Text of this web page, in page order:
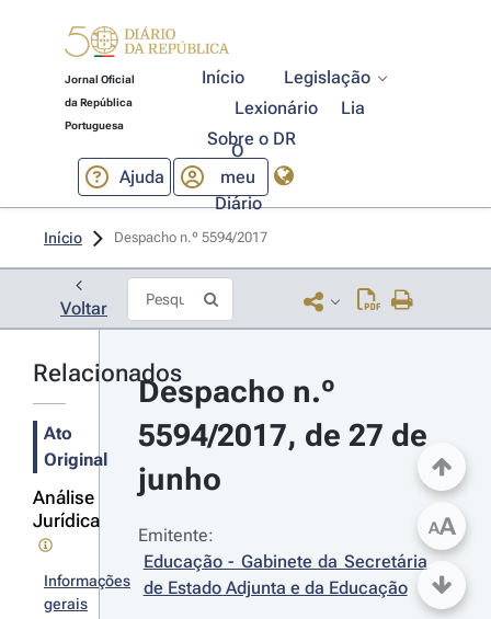
Jornal Oficial
da República
Portuguesa
Início
Legislação
Lexionário
Lia
Sobre o DR
Ajuda
O
meu
Diário
Início Despacho n.º 5594/2017
Voltar
Relacionados
Ato
Original
Análise
Jurídica
Informações
gerais
Despacho n.º
5594/2017, de 27 de
junho
Emitente:
Educação - Gabinete da Secretária
de Estado Adjunta e da Educação
AA